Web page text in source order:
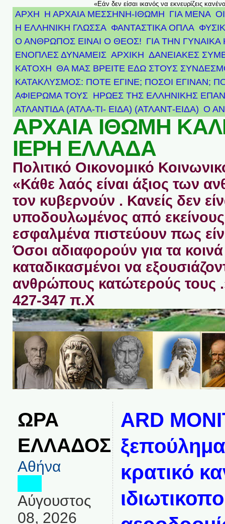
«Εάν δεν είσαι ικανός να εκνευρίζεις
ΑΡΧΗ Η ΑΡΧΑΙΑ ΜΕΣΣΗΝΗ-ΙΘΩΜΗ ΓΙΑ ΜΕΝΑ
Η ΕΛΛΗΝΙΚΗ ΓΛΩΣΣΑ ΦΑΝΤΑΣΤΙΚΑ ΟΠΛΑ
Ο ΑΝΘΡΩΠΟΣ ΕΙΝΑΙ Ο ΘΕΟΣ! ΓΙΑ ΤΗΝ ΓΥΝΑΙΚΑ
ΕΝΟΠΛΕΣ ΔΥΝΑΜΕΙΣ ΑΡΧΙΚΉ ΔΑΝΕΙΑΚΕΣ
ΚΑΤΟΧΗ ΘΑ ΜΑΣ ΒΡΕΙΤΕ ΕΔΩ ΣΤΟΥΣ
ΚΑΤΑΚΛΥΣΜΟΣ: ΠΟΤΕ ΕΓΙΝΕ; ΠΟΣΟΙ ΕΓΙΝΑΝ;
ΑΦΙΈΡΩΜΑ ΤΟΥΣ ΉΡΩΕΣ ΤΗΣ ΕΛΛΗΝΙΚΉΣ
ΑΤΛΑΝΤΊΔΑ (ΑΤΛΑ-ΤΙ- ΕΙΔΑ) (ΑΤΛΑΝΤ-ΕΙΔΑ) Ο
ΑΡΧΑΙΑ ΙΘΩΜΗ
ΙΕΡΗ ΕΛΛΑΔΑ
Πολιτικό Οικονομικό
«Κάθε λαός είναι άξιος των
τον κυβερνούν . Κανείς δεν
υποδουλωμένος από
εσφαλμένα πιστεύουν πως
Όσοι αδιαφορούν για τα κοινά
καταδικασμένοι να
ανθρώπους κατώτερούς τους
427-347 π.Χ
ΩΡΑ
ΕΛΛΑΔΟΣ
Αθήνα
Αύγουστος
08, 2026
ARD
κρατικό